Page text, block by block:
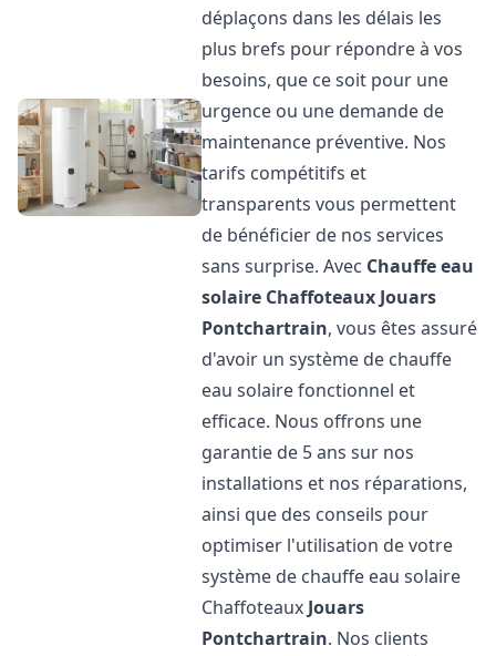
déplaçons dans les délais les
plus brefs pour répondre à vos
besoins, que ce soit pour une
urgence ou une demande de
maintenance préventive. Nos
tarifs compétitifs et
transparents vous permettent
de bénéficier de nos services
sans surprise. Avec Chauffe eau
solaire Chaffoteaux Jouars
Pontchartrain, vous êtes assuré
d'avoir un système de chauffe
eau solaire fonctionnel et
efficace. Nous offrons une
garantie de 5 ans sur nos
installations et nos réparations,
ainsi que des conseils pour
optimiser l'utilisation de votre
système de chauffe eau solaire
Chaffoteaux Jouars
Pontchartrain. Nos clients